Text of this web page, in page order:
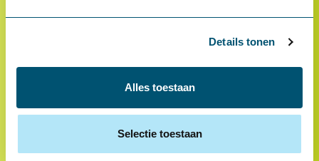
Details tonen
Alles toestaan
Selectie toestaan
Over ons
Ons team
Innovaties